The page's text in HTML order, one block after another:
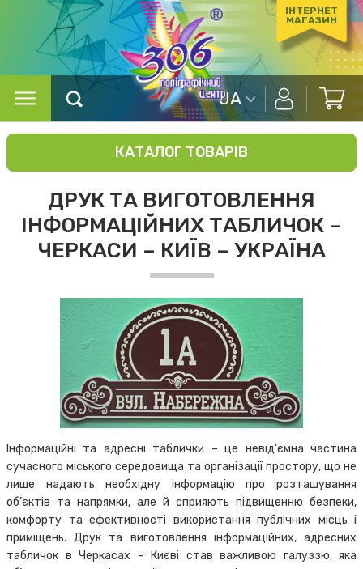
ІНТЕРНЕТ
МАГАЗИН
UA
КАТАЛОГ ТОВАРІВ
ДРУК ТА ВИГОТОВЛЕННЯ
ІНФОРМАЦІЙНИХ ТАБЛИЧОК –
ЧЕРКАСИ – КИЇВ – УКРАЇНА
Інформаційні та адресні таблички – це невід’ємна частина
сучасного міського середовища та організації простору, що не
лише надають необхідну інформацію про розташування
об’єктів та напрямки, але й сприяють підвищенню безпеки,
комфорту та ефективності використання публічних місць і
приміщень. Друк та виготовлення інформаційних, адресних
табличок в Черкасах – Києві став важливою галуззю, яка